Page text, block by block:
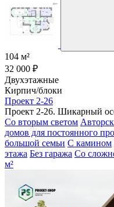
104 м²
32 000 ₽
Двухэтажные
Кирпич/блоки
Проект 2-26
Проект 2-26. Шикарный
Со вторым светом
домов для постоянного
большой семьи С камином
этажа Без гаража Со
м²